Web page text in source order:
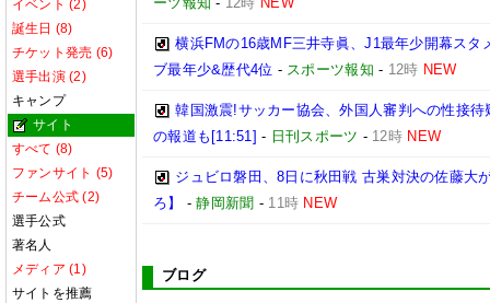
イベント (2)
誕生日 (8)
チケット発売 (6)
選手出演 (2)
キャンプ
サイト
すべて (8)
ファンサイト (5)
チーム公式 (2)
選手公式
著名人
メディア (1)
サイトを推薦
横浜FMの16歳MF三井寺眞、J1最年少開幕ス
ブ最年少&歴代4位 - スポーツ報知 - 12時 NEW
韓国激震!サッカー協会、外国人審判への性接
の報道も[11:51] - 日刊スポーツ - 12時 NEW
ジュビロ磐田、8日に秋田戦 古巣対決の佐藤大
ろ】
-静岡新聞 - 11時 NEW
ブログ